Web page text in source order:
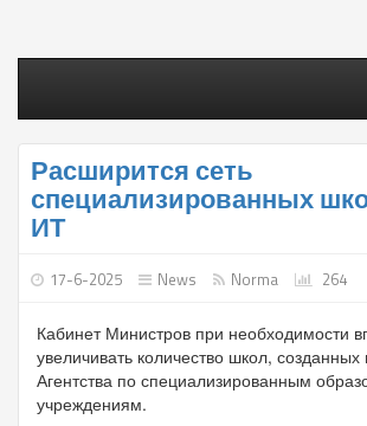
Расширится сеть
специализированных
ИТ
17-6-2025 News Norma 264
Кабинет Министров при необходимости
увеличивать количество школ, созданных
Агентства по специализированным
учреждениям.